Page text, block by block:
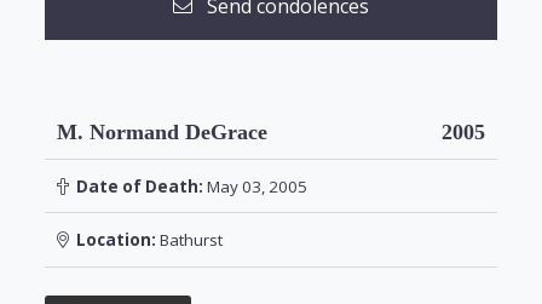
Send condolences
M. Normand DeGrace 2005
Date of Death: May 03, 2005
Location: Bathurst